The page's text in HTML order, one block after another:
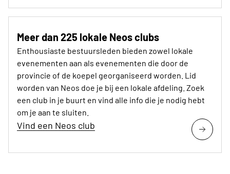
Meer dan 225 lokale Neos clubs
Enthousiaste bestuursleden bieden zowel lokale
evenementen aan als evenementen die door de
provincie of de koepel georganiseerd worden. Lid
worden van Neos doe je bij een lokale afdeling. Zoek
een club in je buurt en vind alle info die je nodig hebt
om je aan te sluiten.
Vind een Neos club